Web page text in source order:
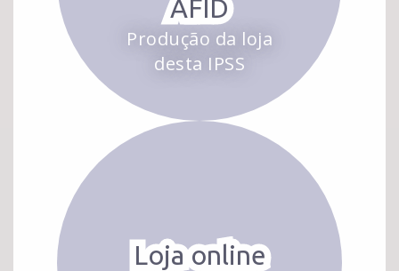
AFID
Produção da loja
desta IPSS
Loja online